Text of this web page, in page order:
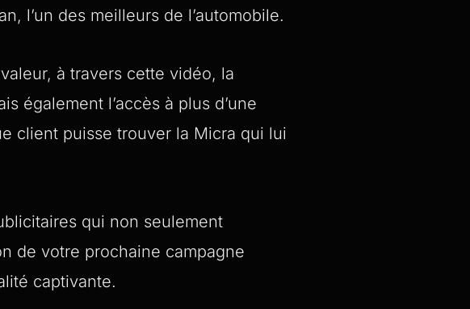
l’un des meilleurs de l’automobile.
à travers cette vidéo, la
également l’accès à plus d’une
client puisse trouver la Micra qui lui
qui non seulement
de votre prochaine campagne
captivante.